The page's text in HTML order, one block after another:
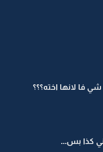
فا لانها اخته؟؟؟
كذا بس...